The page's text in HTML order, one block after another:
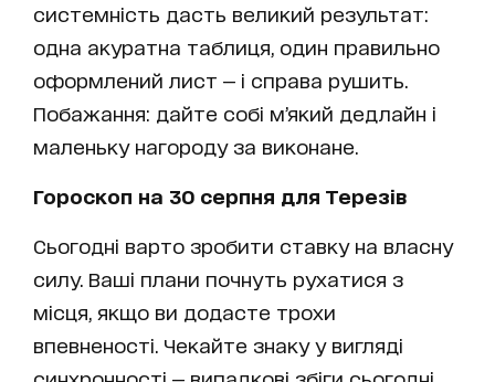
системність дасть великий результат:
одна акуратна таблиця, один правильно
оформлений лист — і справа рушить.
Побажання: дайте собі м’який дедлайн і
маленьку нагороду за виконане.
Гороскоп на 30 серпня для Терезів
Сьогодні варто зробити ставку на власну
силу. Ваші плани почнуть рухатися з
місця, якщо ви додасте трохи
впевненості. Чекайте знаку у вигляді
синхронності — випадкові збіги сьогодні